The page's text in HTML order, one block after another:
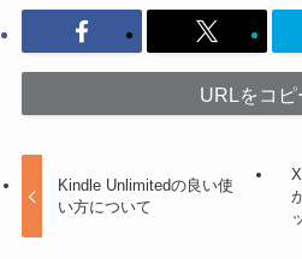
URLをコピ
Kindle Unlimitedの良い使
い方について